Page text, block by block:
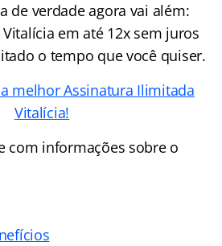
de verdade agora vai além:
em até 12x sem juros
o tempo que você quiser.
melhor Assinatura Ilimitada
Vitalícia!
com informações sobre o